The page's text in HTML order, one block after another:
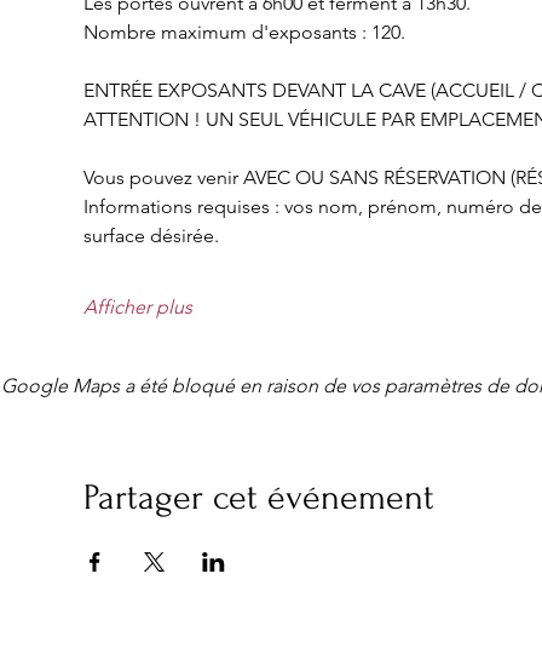
Nombre maximum d'exposants : 120.
ENTRÉE EXPOSANTS DEVANT LA CAVE (ACCUEIL /
ATTENTION ! UN SEUL VÉHICULE PAR
Vous pouvez venir AVEC OU SANS RÉSERVATION
Informations requises : vos nom, prénom, numéro
surface désirée.
Afficher plus
Google Maps a été bloqué en raison de vos paramètres de
Partager cet événement